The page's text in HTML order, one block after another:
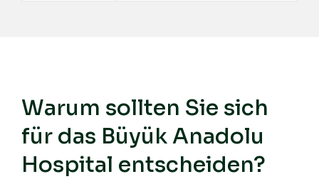
Warum sollten Sie sich
für das Büyük Anadolu
Hospital entscheiden?